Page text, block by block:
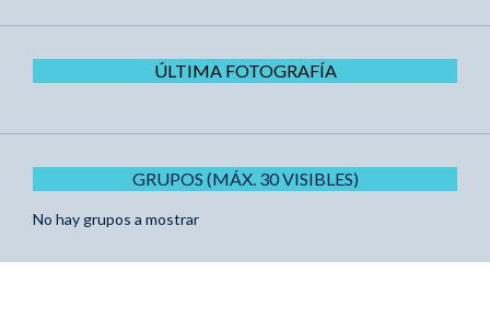
ÚLTIMA FOTOGRAFÍA
GRUPOS (MÁX. 30 VISIBLES)
No hay grupos a mostrar